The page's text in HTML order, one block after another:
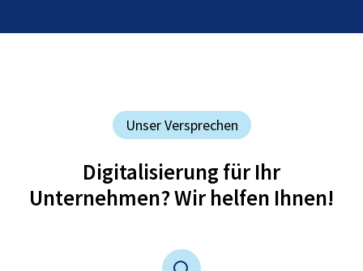
Unser Versprechen
Digitalisierung für Ihr
Unternehmen? Wir helfen Ihnen!